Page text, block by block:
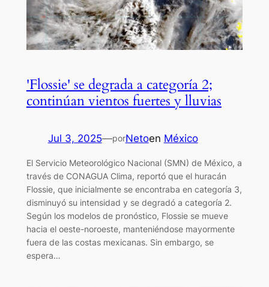
'Flossie' se degrada a categoría 2;
continúan vientos fuertes y lluvias
Jul 3, 2025—porNetoen México
El Servicio Meteorológico Nacional (SMN) de México, a
través de CONAGUA Clima, reportó que el huracán
Flossie, que inicialmente se encontraba en categoría 3,
disminuyó su intensidad y se degradó a categoría 2.
Según los modelos de pronóstico, Flossie se mueve
hacia el oeste-noroeste, manteniéndose mayormente
fuera de las costas mexicanas. Sin embargo, se
espera…